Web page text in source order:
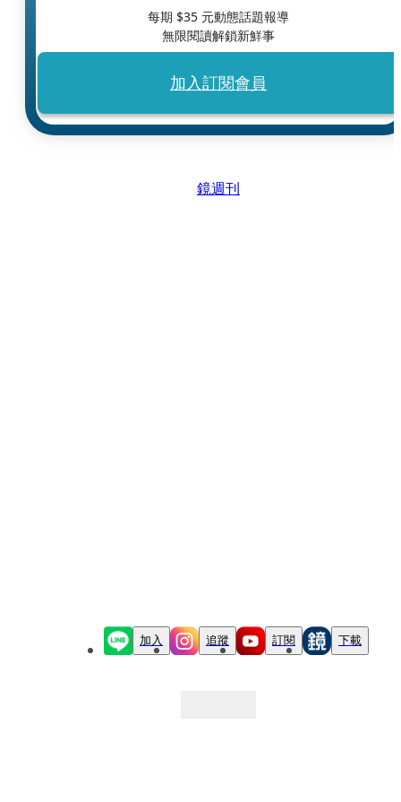
每期 $35 元動態話題報導
無限閱讀解鎖新鮮事
加入訂閱會員
鏡週刊
加入 追蹤 訂閱 下載